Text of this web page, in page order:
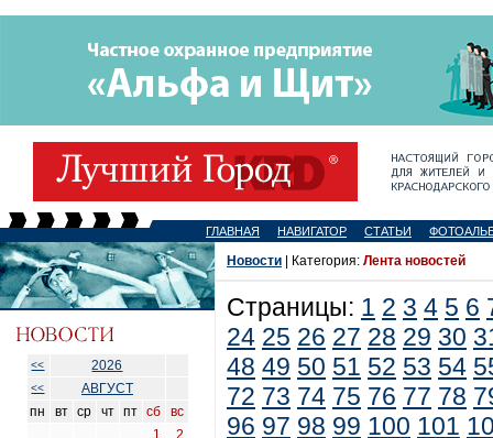
ГЛАВНАЯ НАВИГАТОР СТАТЬИ
<< 2026
<<
АВГУСТ
пн
вт ср чт пт сб
вс
1
2
Новости | Категория: Лента новостей
Страницы: 1 2 3 4 5 6
24 25 26 27 28 29 30
48 49 50 51 52 53 54
72 73 74 75 76 77 78
96 97 98 99 100 101